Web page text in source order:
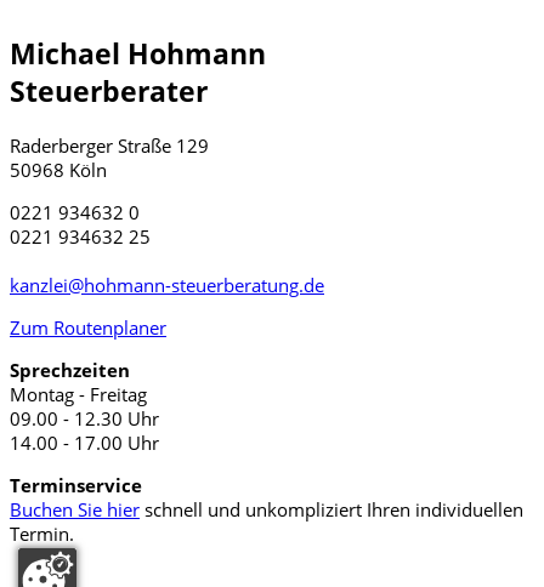
Michael Hohmann
Steuerberater
Raderberger Straße 129
50968 Köln
0221 934632 0
0221 934632 25
kanzlei@hohmann-steuerberatung.de
Zum Routenplaner
Sprechzeiten
Montag - Freitag
09.00 - 12.30 Uhr
14.00 - 17.00 Uhr
Terminservice
Buchen Sie hier schnell und unkompliziert Ihren individuellen
Termin.